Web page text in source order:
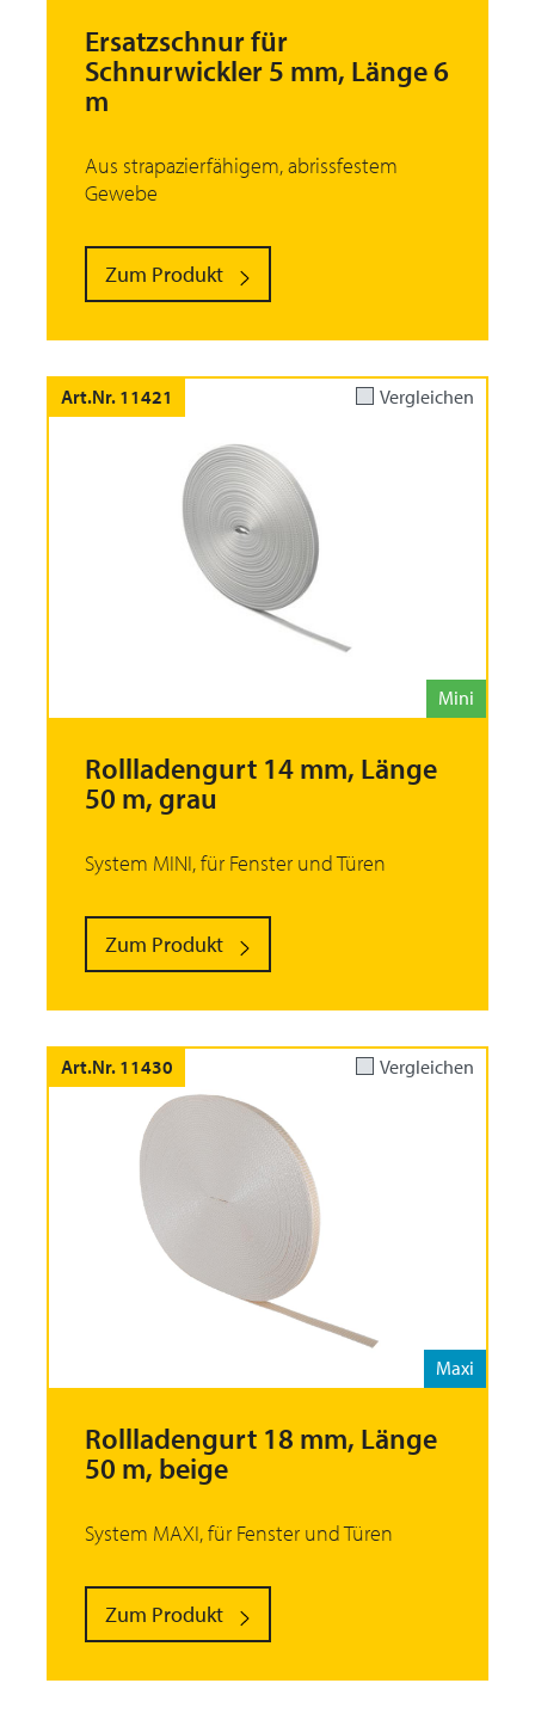
Ersatzschnur für
Schnurwickler 5 mm, Länge 6
m
Aus strapazierfähigem, abrissfestem
Gewebe
Zum Produkt
Art.Nr. 11421 Vergleichen
Mini
Rollladengurt 14 mm, Länge
50 m, grau
System MINI, für Fenster und Türen
Zum Produkt
Art.Nr. 11430 Vergleichen
Maxi
Rollladengurt 18 mm, Länge
50 m, beige
System MAXI, für Fenster und Türen
Zum Produkt